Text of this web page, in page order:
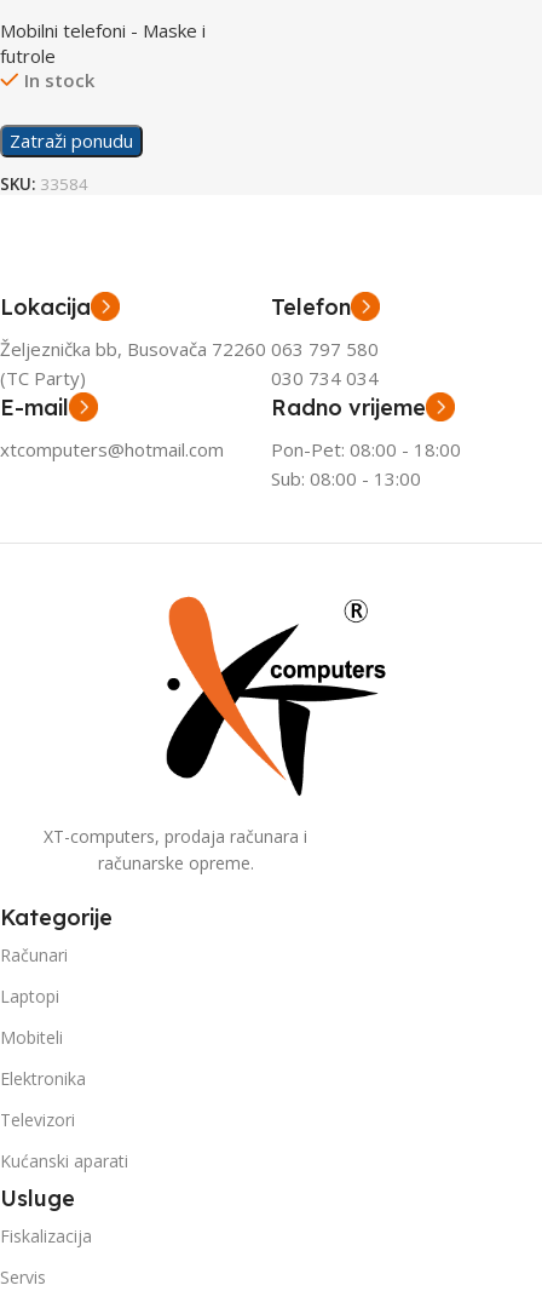
Mobilni telefoni - Maske i
futrole
In stock
Zatraži ponudu
SKU: 33584
Lokacija
Željeznička bb, Busovača 72260
(TC Party)
Telefon
063 797 580
030 734 034
E-mail
xtcomputers@hotmail.com
Radno vrijeme
Pon-Pet: 08:00 - 18:00
Sub: 08:00 - 13:00
XT-computers, prodaja računara i
računarske opreme.
Kategorije
Računari
Laptopi
Mobiteli
Elektronika
Televizori
Kućanski aparati
Usluge
Fiskalizacija
Servis